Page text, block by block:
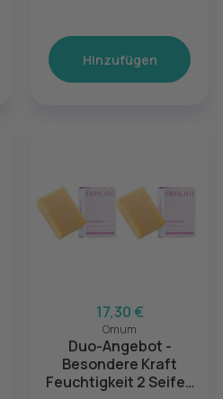
Hinzufügen
17,30 €
Omum
Duo-Angebot -
Besondere Kraft
Feuchtigkeit 2 Seifen